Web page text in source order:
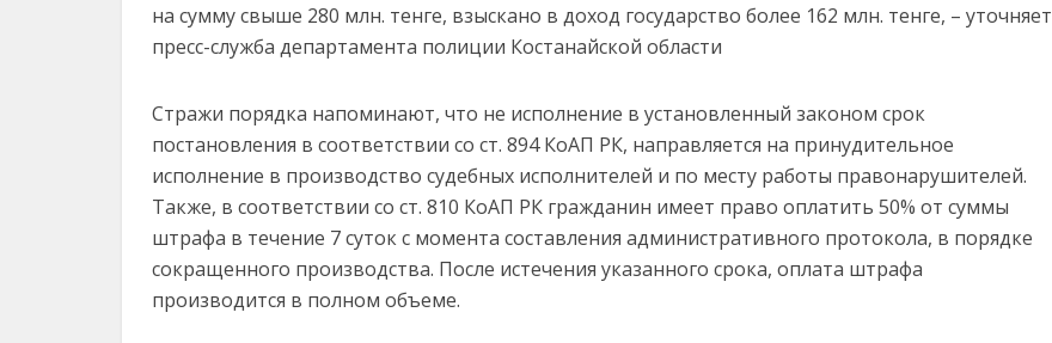
на сумму свыше 280 млн. тенге, взыскано в доход государство более 162 млн. тенге, – уточняет
пресс-служба департамента полиции Костанайской области
Стражи порядка напоминают, что не исполнение в установленный законом срок
постановления в соответствии со ст. 894 КоАП РК, направляется на принудительное
исполнение в производство судебных исполнителей и по месту работы правонарушителей.
Также, в соответствии со ст. 810 КоАП РК гражданин имеет право оплатить 50% от суммы
штрафа в течение 7 суток с момента составления административного протокола, в порядке
сокращенного производства. После истечения указанного срока, оплата штрафа
производится в полном объеме.